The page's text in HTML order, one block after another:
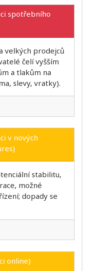
spotřebního
velkých prodejců
čelí vyšším
a tlakům na
slevy, vratky).
v nových
stabilitu,
možné
dopady se
online)